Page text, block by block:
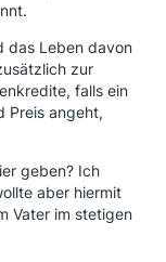
das Leben davon
zur
falls ein
Preis angeht,
geben? Ich
aber hiermit
Vater im stetigen